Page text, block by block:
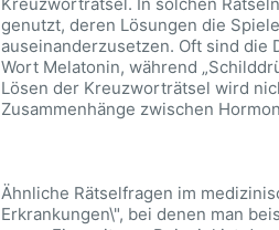
genutzt, deren Lösungen die
auseinanderzusetzen. Oft sind die
Wort Melatonin, während
Lösen der Kreuzworträtsel wird
Zusammenhänge zwischen
Ähnliche Rätselfragen im
Erkrankungen\", bei denen man